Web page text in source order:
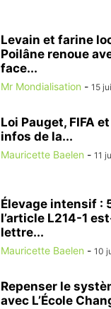
Levain et farine
Poilâne renoue
face...
Mr Mondialisation - 15
Loi Pauget, FIFA
infos de la...
Mauricette Baelen - 11
Élevage intensif :
l’article L214-1
lettre...
Mauricette Baelen - 10
Repenser le
avec L’École